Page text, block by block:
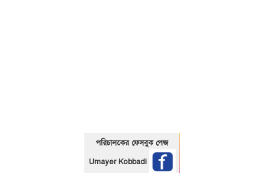
পরিচালকের ফেসবুক পেজ
Umayer Kobbadi